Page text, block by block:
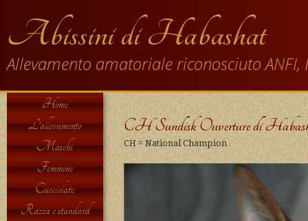
Abissini di Habashat
Allevamento amatoriale riconosciuto ANFI,
CH Sundisk Ouverture di
CH = National Champion
Home
L’allevamento
Maschi
Femmine
Cucciolate
Razza e standard